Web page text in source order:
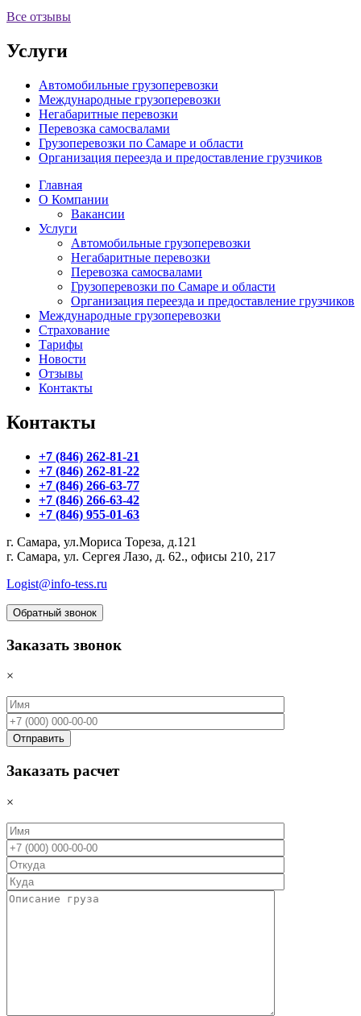
Все отзывы
Услуги
Автомобильные грузоперевозки
Международные грузоперевозки
Негабаритные перевозки
Перевозка самосвалами
Грузоперевозки по Самаре и области
Организация переезда и предоставление грузчиков
Главная
О Компании
Вакансии
Услуги
Автомобильные грузоперевозки
Негабаритные перевозки
Перевозка самосвалами
Грузоперевозки по Самаре и области
Организация переезда и предоставление грузчиков
Международные грузоперевозки
Страхование
Тарифы
Новости
Отзывы
Контакты
Контакты
+7 (846) 262-81-21
+7 (846) 262-81-22
+7 (846) 266-63-77
+7 (846) 266-63-42
+7 (846) 955-01-63
г. Самара, ул.Мориса Тореза, д.121
г. Самара, ул. Сергея Лазо, д. 62., офисы 210, 217
Logist@info-tess.ru
Обратный звонок
Заказать звонок
×
Заказать расчет
×